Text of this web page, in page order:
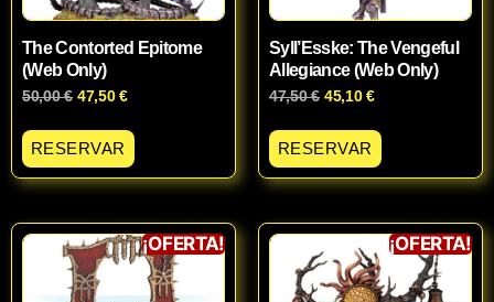
The Contorted Epitome
(Web Only)
50,00€ 47,50€
RESERVAR
Syll’Esske: The Vengeful
Allegiance (Web Only)
47,50€ 45,10€
RESERVAR
¡OFERTA! ¡OFERTA!